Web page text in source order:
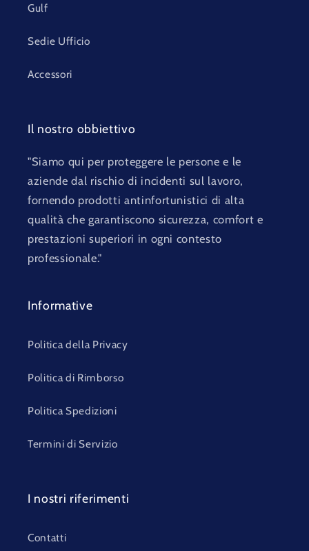
Gulf
Sedie Ufficio
Accessori
Il nostro obbiettivo
"Siamo qui per proteggere le persone e le
aziende dal rischio di incidenti sul lavoro,
fornendo prodotti antinfortunistici di alta
qualità che garantiscono sicurezza, comfort e
prestazioni superiori in ogni contesto
professionale."
Informative
Politica della Privacy
Politica di Rimborso
Politica Spedizioni
Termini di Servizio
I nostri riferimenti
Contatti